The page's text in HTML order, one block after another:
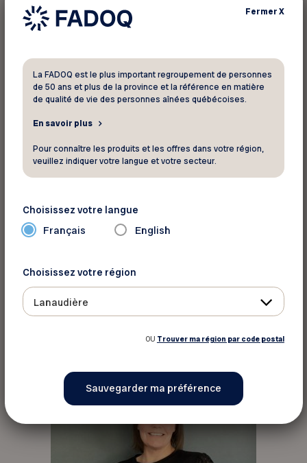
Cynthia Cauchon Therrien
adjointe à l’accueil
450 759-7422 poste 221
accueil@fadoqlanaudiere.ca
FermerX
La FADOQ est le plus important regroupement de personnes
de 50 ans et plus de la province et la référence en matière
de qualité de vie des personnes aînées québécoises.
En savoir plus
Pour connaître les produits et les offres dans votre région,
veuillez indiquer votre langue et votre secteur.
Choisissez votre langue
Français English
Choisissez votre région
Lanaudière
OU Trouver ma région par code postal